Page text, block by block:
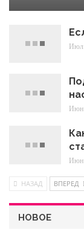
Июл
Июн
Июн
НАЗАД ВПЕРЕД
НОВОЕ